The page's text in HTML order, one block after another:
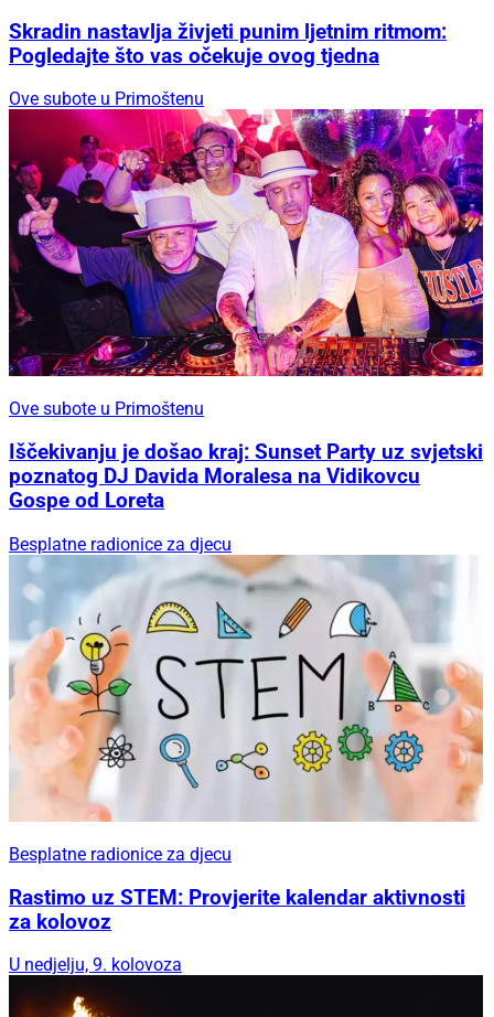
Skradin nastavlja živjeti punim ljetnim ritmom:
Pogledajte što vas očekuje ovog tjedna
Ove subote u Primoštenu
Ove subote u Primoštenu
Iščekivanju je došao kraj: Sunset Party uz svjetski
poznatog DJ Davida Moralesa na Vidikovcu
Gospe od Loreta
Besplatne radionice za djecu
Besplatne radionice za djecu
Rastimo uz STEM: Provjerite kalendar aktivnosti
za kolovoz
U nedjelju, 9. kolovoza